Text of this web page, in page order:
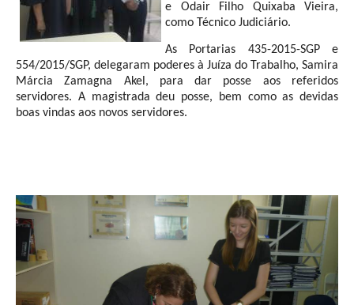
Juízes Roraima
Juízes Interior
Juízes Substitutos
Diretores
Processuais Unificadas
Comitê do Datajud
Comissão Regional de Pesquisa Judiciária e Ciência de
Comissão de Ética
e Odair Filho Quixaba Vieira,
como Técnico Judiciário.
As Portarias 435-2015-SGP e
554/2015/SGP, delegaram poderes à Juíza do Trabalho, Samira
Márcia Zamagna Akel, para dar posse aos referidos
servidores. A magistrada deu posse, bem como as devidas
boas vindas aos novos servidores.